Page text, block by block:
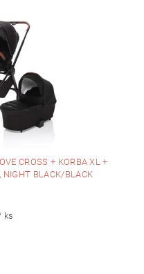
CROSS + KORBA XL +
NIGHT BLACK/BLACK
ks